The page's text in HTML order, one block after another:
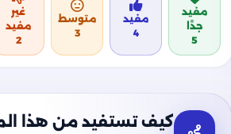
مفيد
جدًا
5
مفيد
4
متوسط
3
غير
مفيد
2
كيف تستفيد من هذا